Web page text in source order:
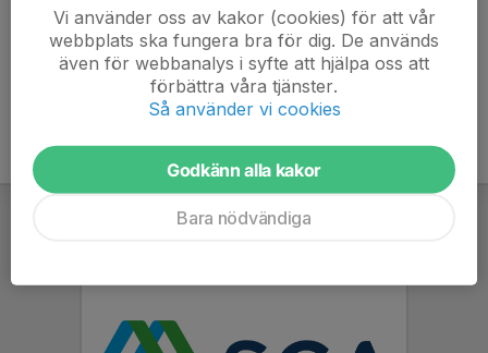
Vi använder oss av kakor (cookies) för att vår
webbplats ska fungera bra för dig. De används
även för webbanalys i syfte att hjälpa oss att
förbättra våra tjänster.
Så använder vi cookies
Godkänn alla kakor
Bara nödvändiga